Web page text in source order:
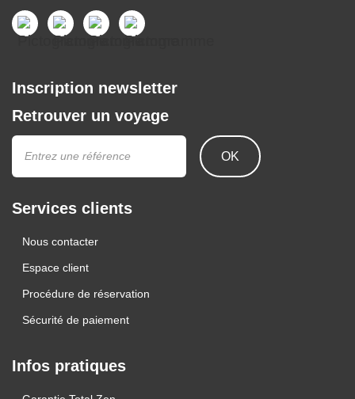
Inscription newsletter
Retrouver un voyage
OK
Services clients
Nous contacter
Espace client
Procédure de réservation
Sécurité de paiement
Infos pratiques